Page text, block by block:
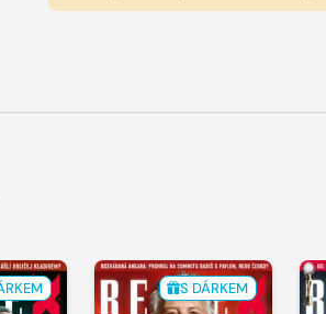
S DÁRKEM